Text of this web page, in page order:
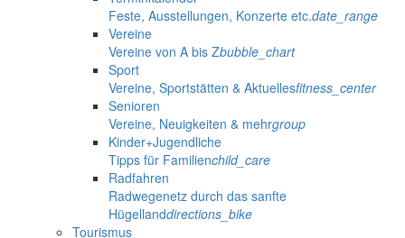
Feste, Ausstellungen, Konzerte etc.date_range
Vereine
Vereine von A bis Zbubble_chart
Sport
Vereine, Sportstätten & Aktuellesfitness_center
Senioren
Vereine, Neuigkeiten & mehrgroup
Kinder+Jugendliche
Tipps für Familienchild_care
Radfahren
Radwegenetz durch das sanfte
Hügellanddirections_bike
Tourismus